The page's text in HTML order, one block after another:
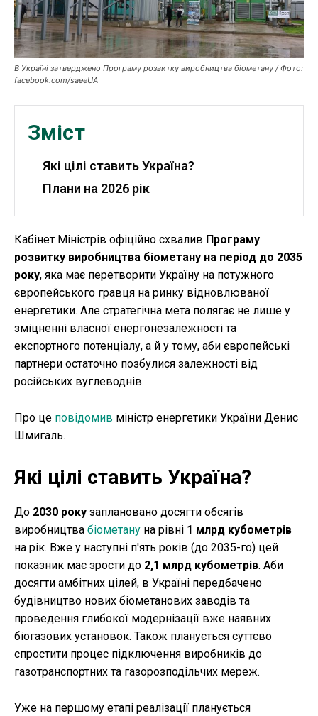
Курс валют
Ми в соц. мережах
В Україні затверджено Програму розвитку виробництва біометану / Фото:
facebook.com/saeeUA
Зміст
Які цілі ставить Україна?
Плани на 2026 рік
Кабінет Міністрів офіційно схвалив Програму
розвитку виробництва біометану на період до 2035
року, яка має перетворити Україну на потужного
європейського гравця на ринку відновлюваної
енергетики. Але стратегічна мета полягає не лише у
зміцненні власної енергонезалежності та
експортного потенціалу, а й у тому, аби європейські
партнери остаточно позбулися залежності від
російських вуглеводнів.
Про це повідомив міністр енергетики України Денис
Шмигаль.
Які цілі ставить Україна?
До 2030 року заплановано досягти обсягів
виробництва біометану на рівні 1 млрд кубометрів
на рік. Вже у наступні п'ять років (до 2035-го) цей
показник має зрости до 2,1 млрд кубометрів. Аби
досягти амбітних цілей, в Україні передбачено
будівництво нових біометанових заводів та
проведення глибокої модернізації вже наявних
біогазових установок. Також планується суттєво
спростити процес підключення виробників до
газотранспортних та газорозподільчих мереж.
Уже на першому етапі реалізації планується